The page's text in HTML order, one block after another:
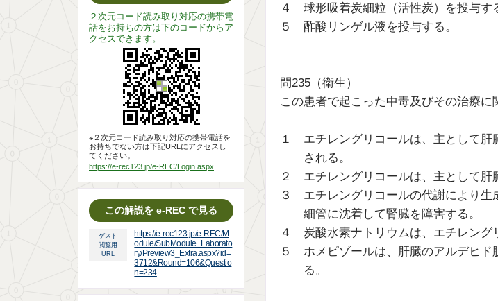
４ 球形吸着炭細粒（活性炭）を投与す
５ 酢酸リンゲル液を投与する。
問235（衛生）
この患者で起こった中毒及びその治療に
１ エチレングリコールは、主として肝
される。
２ エチレングリコールは、主として肝
３ エチレングリコールの代謝により生
細管に沈着して腎臓を障害する。
４ 炭酸水素ナトリウムは、エチレング
５ ホメピゾールは、肝臓のアルデヒド
る。
２次元コード読み取り対応の携帯電
話をお持ちの方は下のコードからア
クセスできます。
※２次元コード読み取り対応の携帯電話を
お持ちでない方は下記URLにアクセスし
てください。
https://e-rec123.jp/e-REC/Login.aspx
この解説を e-REC で見る
ゲスト
閲覧用
URL
https://e-rec123.jp/e-REC/M
odule/SubModule_Laborato
ry/Preview3_Extra.aspx?id=
3712&Round=106&Questio
n=234